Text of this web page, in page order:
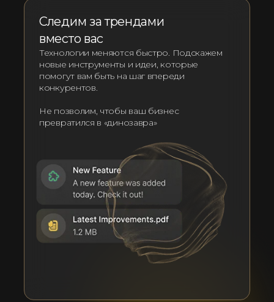
Следим за трендами
вместо вас
Технологии меняются быстро. Подскажем
новые инструменты и идеи, которые
помогут вам быть на шаг впереди
конкурентов.
Не позволим, чтобы ваш бизнес
превратился в «динозавра»